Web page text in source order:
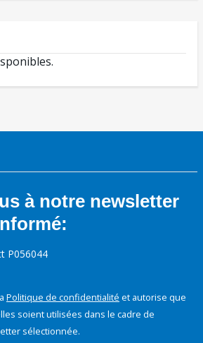
à notre newsletter
P056044
Politique de confidentialité et autorise que
soient utilisées dans le cadre de
sélectionnée.